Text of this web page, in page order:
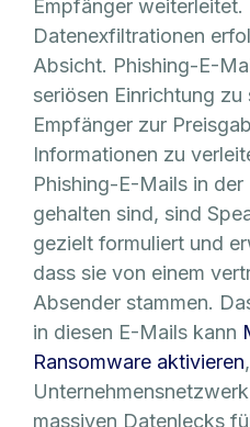
Empfänger
Datenexfiltrationen
Absicht. Phishing-E-
seriösen Einrichtung zu
Empfänger zur
Informationen zu
Phishing-E-Mails in der
gehalten sind, sind
gezielt formuliert und
dass sie von einem
Absender stammen.
in diesen E-Mails kann
Ransomware aktivieren
massiven Datenlecks